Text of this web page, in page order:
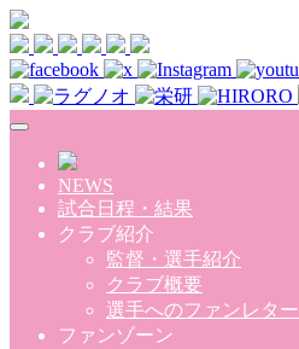
Skip to main content
NEWS
試合日程・結果
クラブ紹介
監督・選手紹介
クラブ概要
選手へのファンレター
ファンゾーン